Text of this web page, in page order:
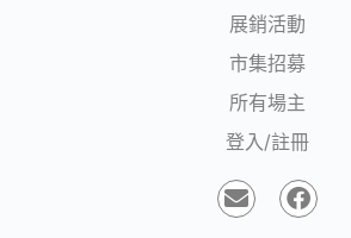
展銷活動
市集招募
所有場主
登入/註冊